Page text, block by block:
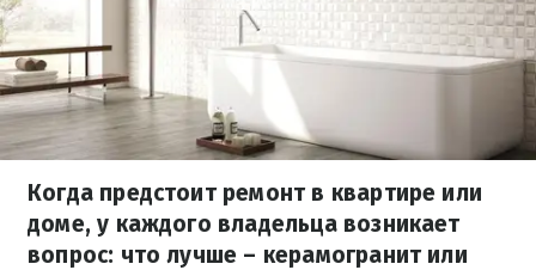
Когда предстоит ремонт в квартире или
доме, у каждого владельца возникает
вопрос: что лучше – керамогранит или